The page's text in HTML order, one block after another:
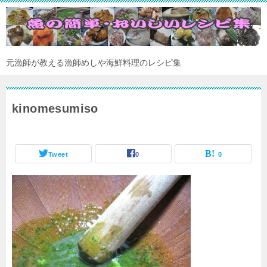
元漁師が教える漁師めしや海鮮料理のレシピ集
kinomesumiso
Tweet 0 0